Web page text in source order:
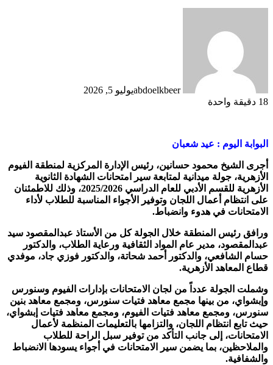
abdoelkbeerيوليو 5, 2026
18 دقيقة واحدة
البوابة اليوم : عيد شعبان
أجرى الشيخ محمود حسانين، رئيس الإدارة المركزية لمنطقة الفيوم
الأزهرية، جولة ميدانية لمتابعة سير امتحانات الشهادة الثانوية
الأزهرية للقسم الأدبي للعام الدراسي 2025/2026، وذلك للاطمئنان
على انتظام أعمال اللجان وتوفير الأجواء المناسبة للطلاب لأداء
الامتحانات في هدوء وانضباط.
ورافق رئيس المنطقة خلال الجولة كل من الأستاذ عبدالمقصود سيد
عبدالمقصود، مدير عام المواد الثقافية ورعاية الطلاب، والدكتور
حسام الشافعي، والدكتور أحمد شحاتة، والدكتور فوزي جاد، موفدي
قطاع المعاهد الأزهرية.
وشملت الجولة عدداً من لجان الامتحانات بإدارات الفيوم وسنورس
وإبشواي، من بينها مجمع معاهد فتيات سنورس، ومجمع معاهد بنين
سنورس، ومجمع معاهد فتيات الفيوم، ومجمع معاهد فتيات إبشواي،
حيث تابع انتظام اللجان، والتزامها بالتعليمات المنظمة لأعمال
الامتحانات، إلى جانب التأكد من توفير سبل الراحة للطلاب
والملاحظين، بما يضمن سير الامتحانات في أجواء يسودها الانضباط
والشفافية.